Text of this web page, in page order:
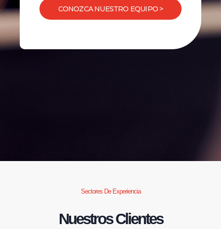
CONOZCA NUESTRO EQUIPO >
Sectores De Experiencia
Nuestros Clientes